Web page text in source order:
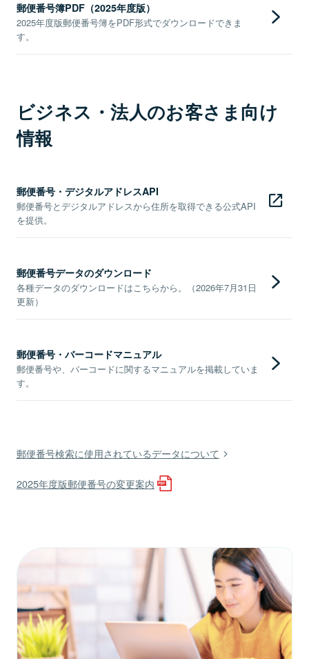
郵便番号簿PDF（2025年度版）
2025年度版郵便番号簿をPDF形式でダウンロードできま
す。
ビジネス・法人のお客さま向け
情報
郵便番号・デジタルアドレスAPI
郵便番号とデジタルアドレスから住所を取得できる公式API
を提供。
郵便番号データのダウンロード
各種データのダウンロードはこちらから。（2026年7月31日
更新）
郵便番号・バーコードマニュアル
郵便番号や、バーコードに関するマニュアルを掲載していま
す。
郵便番号検索に使用されているデータについて
2025年度版郵便番号の変更案内